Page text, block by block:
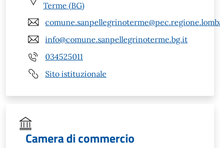
Terme (BG)
info@comune.sanpellegrinoterme.bg.it
034525011
Sito istituzionale
Camera di commercio